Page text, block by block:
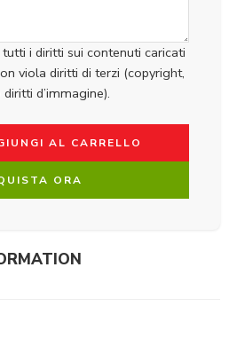
i diritti sui contenuti caricati
viola diritti di terzi (copyright,
d’immagine).
AL CARRELLO
ORA